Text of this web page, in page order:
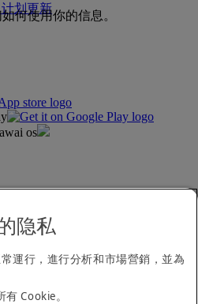
计划更新
何使用你的信息。
os
隐私
運行，進行分析和市場營銷，並為
Cookie。